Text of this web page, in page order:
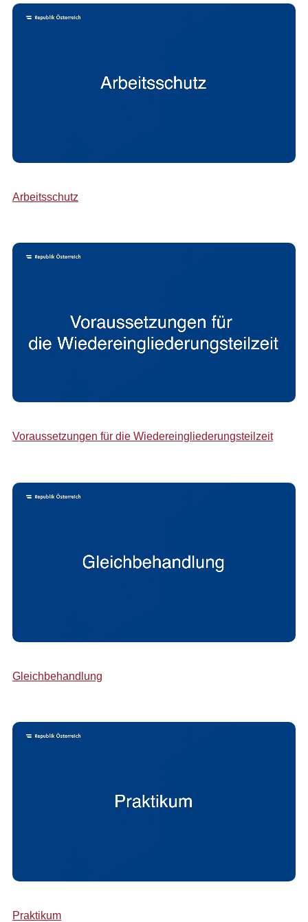
Arbeitsschutz
Voraussetzungen für die Wiedereingliederungsteilzeit
Gleichbehandlung
Praktikum